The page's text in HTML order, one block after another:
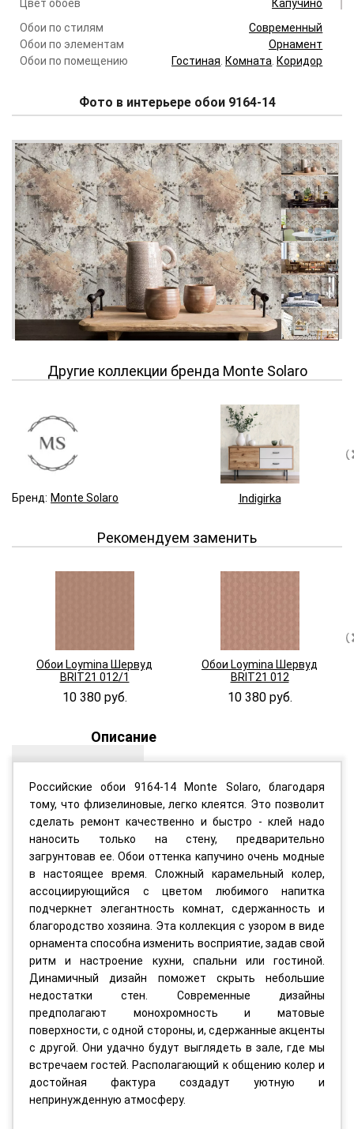
Цвет обоев
Капучино
Обои по стилям
Современный
Обои по элементам
Орнамент
Обои по помещению
Гостиная. Комната. Коридор
Фото в интерьере обои 9164-14
Другие коллекции бренда Monte Solaro
Бренд: Monte Solaro Indigirka
Рекомендуем заменить
Обои Loymina Шервуд
BRIT21 012/1
10 380 руб.
Обои Loymina Шервуд
BRIT21 012
10 380 руб.
Описание
Российские обои 9164-14 Monte Solaro, благодаря
тому, что флизелиновые, легко клеятся. Это позволит
сделать ремонт качественно и быстро - клей надо
наносить только на стену, предварительно
загрунтовав ее. Обои оттенка капучино очень модные
в настоящее время. Сложный карамельный колер,
ассоциирующийся с цветом любимого напитка
подчеркнет элегантность комнат, сдержанность и
благородство хозяина. Эта коллекция с узором в виде
орнамента способна изменить восприятие, задав свой
ритм и настроение кухни, спальни или гостиной.
Динамичный дизайн поможет скрыть небольшие
недостатки стен. Современные дизайны
предполагают монохромность и матовые
поверхности, с одной стороны, и, сдержанные акценты
с другой. Они удачно будут выглядеть в зале, где мы
встречаем гостей. Располагающий к общению колер и
достойная фактура создадут уютную и
непринужденную атмосферу.